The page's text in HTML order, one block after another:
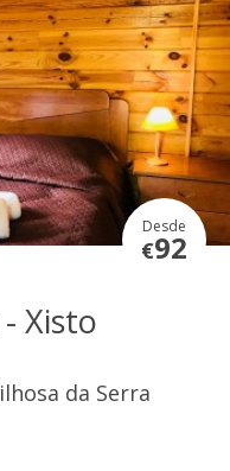
Desde
€92
Xisto
da Serra